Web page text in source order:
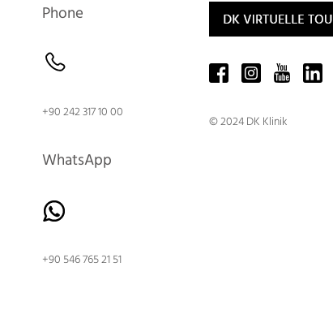
Phone
+90 242 317 10 00
WhatsApp
+90 546 765 21 51
© 2024 DK Klinik